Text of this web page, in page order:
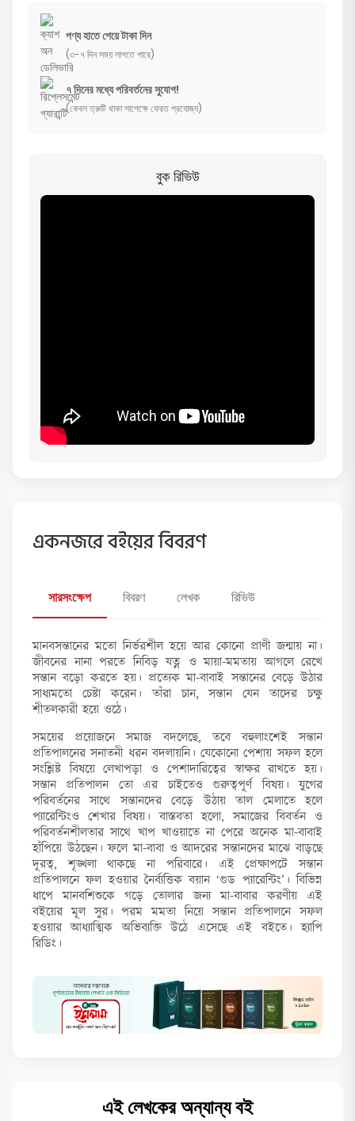
পণ্য হাতে পেয়ে টাকা দিন
(৩-৭ দিন সময় লাগতে পারে)
৭ দিনের মধ্যে পরিবর্তনের সুযোগ!
(কেবল ত্রুটি থাকা সাপেক্ষে ফেরত প্রযোজ্য)
বুক রিভিউ
একনজরে বইয়ের বিবরণ
সারসংক্ষেপ বিবরণ লেখক রিভিউ
মানবসন্তানের মতো নির্ভরশীল হয়ে আর কোনো প্রাণী জন্মায় না।
জীবনের নানা পরতে নিবিড় যত্ন ও মায়া-মমতায় আগলে রেখে
সন্তান বড়ো করতে হয়। প্রত্যেক মা-বাবাই সন্তানের বেড়ে উঠার
সাধ্যমতো চেষ্টা করেন। তাঁরা চান, সন্তান যেন তাদের চক্ষু
শীতলকারী হয়ে ওঠে।
সময়ের প্রয়োজনে সমাজ বদলেছে, তবে বহুলাংশেই সন্তান
প্রতিপালনের সনাতনী ধরন বদলায়নি। যেকোনো পেশায় সফল হলে
সংশ্লিষ্ট বিষয়ে লেখাপড়া ও পেশাদারিত্বের স্বাক্ষর রাখতে হয়।
সন্তান প্রতিপালন তো এর চাইতেও গুরুত্বপূর্ণ বিষয়। যুগের
পরিবর্তনের সাথে সন্তানদের বেড়ে উঠায় তাল মেলাতে হলে
প্যারেন্টিংও শেখার বিষয়। বাস্তবতা হলো, সমাজের বিবর্তন ও
পরিবর্তনশীলতার সাথে খাপ খাওয়াতে না পেরে অনেক মা-বাবাই
হাঁপিয়ে উঠছেন। ফলে মা-বাবা ও আদরের সন্তানদের মাঝে বাড়ছে
দূরত্ব, শৃঙ্খলা থাকছে না পরিবারে। এই প্রেক্ষাপটে সন্তান
প্রতিপালনে ফল হওয়ার নৈর্ব্যত্তিক বয়ান ‘গুড প্যারেন্টিং’। বিভিন্ন
ধাপে মানবশিশুকে গড়ে তোলার জন্য মা-বাবার করণীয় এই
বইয়ের মূল সুর। পরম মমতা নিয়ে সন্তান প্রতিপালনে সফল
হওয়ার আধ্যাত্মিক অভিব্যক্তি উঠে এসেছে এই বইতে। হ্যাপি
রিডিং।
এই লেখকের অন্যান্য বই